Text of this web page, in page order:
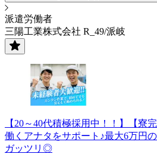
派遣労働者
三陽工業株式会社 R_49/派岐
【20～40代積極採用中！！】【寮
働くアナタをサポート♪最大6万円
ガッツリ◎